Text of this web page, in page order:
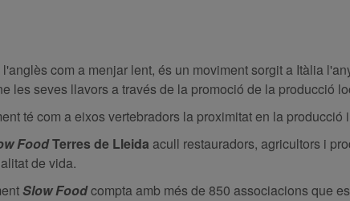
l'anglès com a menjar lent, és un moviment sorgit a Itàlia
les seves llavors a través de la promoció de la producció
té com a eixos vertebradors la proximitat en la
FoodTerres de Lleida acull restauradors, agricultors i
de vida.
Slow Foodcompta amb més de 850 associacions que